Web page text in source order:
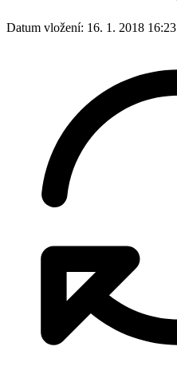
Datum vložení: 16. 1. 2018 16:23